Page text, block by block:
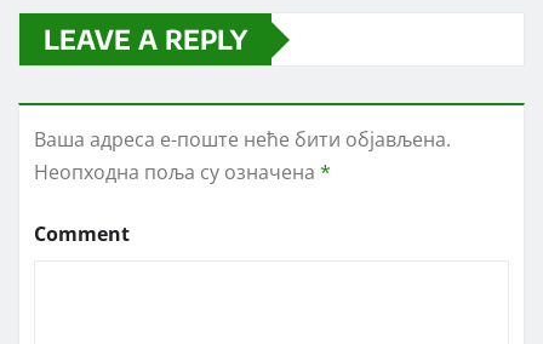
LEAVE A REPLY
Ваша адреса е-поште неће бити објављена.
Неопходна поља су означена *
Comment